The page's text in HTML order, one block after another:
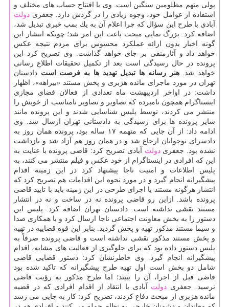
پولی متهم مظلومین سنگین است. وی با افتتاح حساب های مختلف و
استفاده از عوامل خود، وجوه زیادی را در گردش دارد. جعفری دولت
آبادی با طرح این سؤال كه چرا اعلام آن به یك بمب خبری تبدیل شد،
اضافه كرد: بزرگ نمایی مبحث باعث این امر شد؛ چونكه انتشار این
گونه اخبار بدون ارائه عملكرد محسوس برای مردم نتیجه عكس
خواهد داد و آثارمنفی بر جای خواهد گذاشت. وی تصریح كرد این
پرونده در حال رسیدگی است بعد از تكمیل تحقیقات اطلاع رسانی
خواهد شد.هنر رسانه ها تبدیل تهدید ها به فرصت است دادستان
تهران در مورد ماجرای مائده هژبری و پخش مستند «بیراهه»، اظهار
داشت: در اواخر اردیبهشت ماه تعدادی از فعالان فضای مجازی
اینستاگرام همچون نامبرده كه تصاویر و تصاویر نامناسب از خویش را
منتشر می كردند، توسط پلیس شناسایی شدند و این پرونده مانند
سایر پرونده ها برای رسیدگی به دادستانی تهران ارسال شد. وی
ادامه داد: از آن جایی كه متهمه ۱۷ ساله بود، پرونده همان روز به
دادسرای نوجوانان ارجاع شد و در همان روز هم آزاد شد و بازداشت
نشده بود. جعفریدولت آبادی تصریح كرد: قاضی پرونده با عنایت به
این كه افرادی در اینستاگرام از خود عكس و فیلم منتشر می كنند، به
پلیس اطلاعات و امنیت ناجا پیشنهاد كرد در این زمینه اقدام
پیشگیرانه انجام گیرد و در مورد نحوه این اقدامات هم تصریح كرد كه
انتشار هرگونه مستند یا اجرای طرحی در این زمینه باید با تایید قاضی
پرونده باشد. ازاین رو قاضی پرونده نه در ساخت و نه در انتشار
مستند نقشی نداشته است. دادستان تهران اضافه كرد: پلیس این
دستور را به بخش معاونت اجتماعی ناجا ارسال كرد و با همكاری صدا
و سیما مستند مذكور تهیه و پخش گردید. بنابر این قوه قضاییه در تهیه
و پخش مستند مذكور نقشی نداشته است و قاضی پرونده صرفاً به
پلیس دستور داده بود كه برای جلوگیری از فعالیت های مشابه، اقدام
پیشگیرانه انجام گیرد. وی خاطرنشان كرد: دستور قضایی قاضی
شامل دو بخش است اول تهیه طرح پیشگیرانه كه تاكید شده بود
قاضی قبل از اجرا، آن را ببیند؛ اما طرح مذكور به رؤیت قاضی
نرسید. جعفری دولت آبادی با انتقاد از اقدام افرادی كه در قضیه
مائده هژبری از مبحث دفاع كردند، تصریح كرد: كار به جایی می رسد